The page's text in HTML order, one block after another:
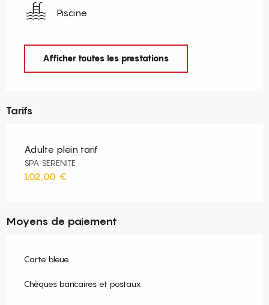
Piscine
Afficher toutes les prestations
Tarifs
Adulte plein tarif
SPA SERENITE
102,00 €
Moyens de paiement
Carte bleue
Chèques bancaires et postaux